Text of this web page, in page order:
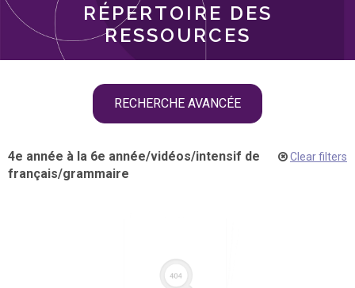
langue
RÉPERTOIRE DES
RESSOURCES
RECHERCHE AVANCÉE
4e année à la 6e année/vidéos/intensif de
français/grammaire
Clear filters